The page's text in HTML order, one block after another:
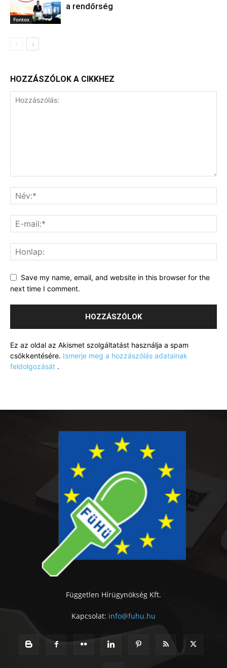
Fontos
a rendőrség
HOZZÁSZÓLOK A CIKKHEZ
Save my name, email, and website in this browser for the
next time I comment.
Ez az oldal az Akismet szolgáltatást használja a spam
csökkentésére. Ismerje meg a hozzászólás adatainak
feldolgozását .
Független Hírügynökség Kft.
Kapcsolat: info@fuhu.hu